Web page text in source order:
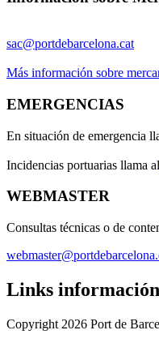
sac@portdebarcelona.cat
Más información sobre
EMERGENCIAS
En situación de emergencia
Incidencias portuarias llama al
WEBMASTER
Consultas técnicas o de
Links
Copyright 2026 Port de